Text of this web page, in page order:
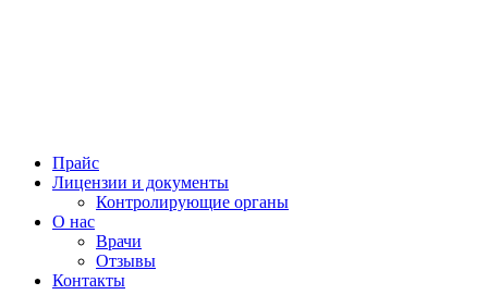
Прайс
Лицензии и документы
Контролирующие органы
О нас
Врачи
Отзывы
Контакты